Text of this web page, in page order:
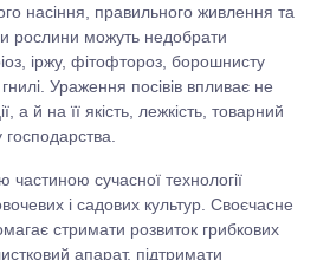
насіння, правильного живлення та
рослини можуть недобрати
іржу, фітофтороз, борошнисту
гнилі. Ураження посівів впливає не
а й на її якість, лежкість, товарний
господарства.
сучасної технології
і садових культур. Своєчасне
стримати розвиток грибкових
апарат, підтримати